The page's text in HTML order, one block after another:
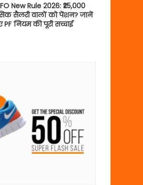
New Rule 2026: ₹25,000
सैलरी वालों को पेंशन? जानें
PF नियम की पूरी सच्चाई